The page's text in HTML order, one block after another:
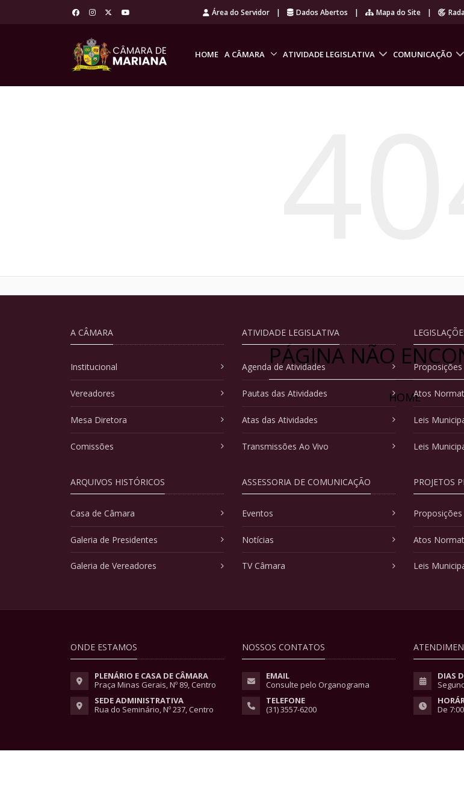
Área do Servidor | Dados Abertos | Mapa do Site |
HOME A CÂMARA ATIVIDADE LEGISLATIVA COMUNICAÇÃO
PÁGINA NÃO
HOME
A CÂMARA
Institucional
Vereadores
Mesa Diretora
Comissões
ARQUIVOS HISTÓRICOS
Casa de Câmara
Galeria de Presidentes
Galeria de Vereadores
ATIVIDADE LEGISLATIVA
Agenda de Atividades
Pautas das Atividades
Atas das Atividades
Transmissões Ao Vivo
ASSESSORIA DE COMUNICAÇÃO
Eventos
Notícias
TV Câmara
Proposições
Atos
Leis
Leis
PROJETOS
Proposições
Atos
Leis
ONDE ESTAMOS
PLENÁRIO E CASA DE CÂMARA
Praça Minas Gerais, Nº 89, Centro
SEDE ADMINISTRATIVA
Rua do Seminário, Nº 237, Centro
NOSSOS CONTATOS
EMAIL
Consulte pelo Organograma
TELEFONE
(31) 3557-6200
DIAS
De